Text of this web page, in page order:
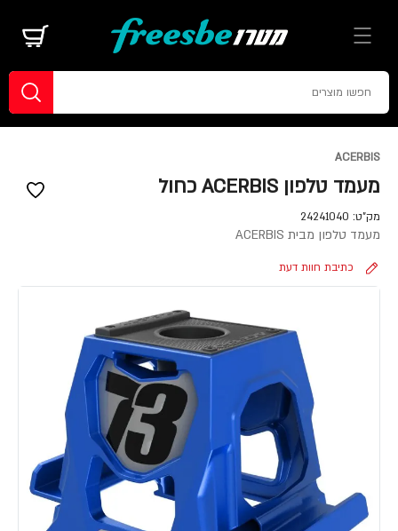
ACERBIS
מעמד טלפון ACERBIS כחול
מק"ט: 24241040
מעמד טלפון מבית ACERBIS
כתיבת חוות דעת